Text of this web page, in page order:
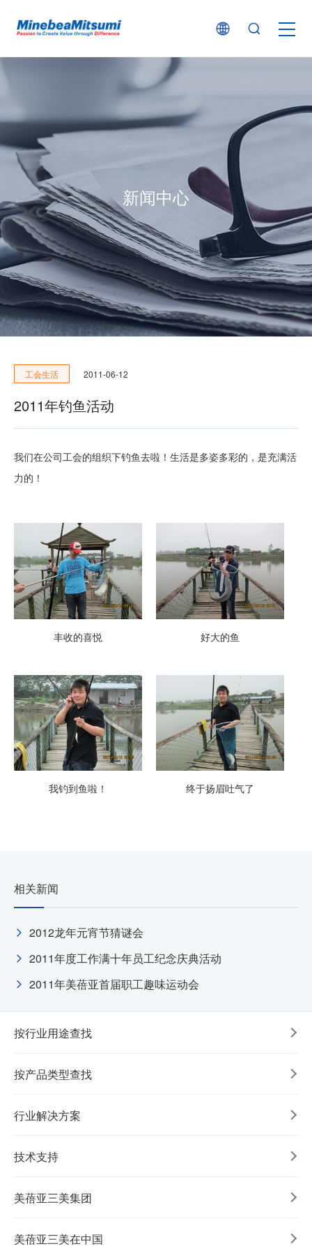
按行业用途查找
行业解决方案
技术支持
新闻
企业信息
新闻中心
工会生活 2011-06-12
2011年钓鱼活动
我们在公司工会的组织下钓鱼去啦！生活是多姿多彩的，是充满活
力的！
丰收的喜悦 好大的鱼
我钓到鱼啦！ 终于扬眉吐气了
相关新闻
2012龙年元宵节猜谜会
2011年度工作满十年员工纪念庆典活动
2011年美蓓亚首届职工趣味运动会
按行业用途查找
按产品类型查找
行业解决方案
技术支持
美蓓亚三美集团
美蓓亚三美在中国